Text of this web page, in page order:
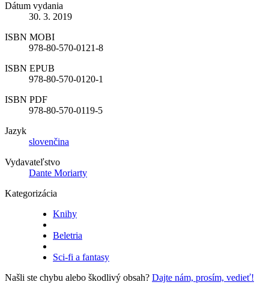
Dátum vydania
30. 3. 2019
ISBN MOBI
978-80-570-0121-8
ISBN EPUB
978-80-570-0120-1
ISBN PDF
978-80-570-0119-5
Jazyk
slovenčina
Vydavateľstvo
Dante Moriarty
Kategorizácia
Knihy
Beletria
Sci-fi a fantasy
Našli ste chybu alebo škodlivý obsah? Dajte nám, prosím, vedieť!